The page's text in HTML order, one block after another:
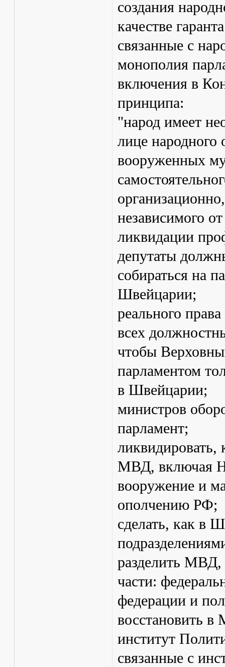
создания
качестве
связанные с
монополия
включения в
принципа:
"народ имеет
лице народного
вооруженных
независимого
ликвидации
депутаты
собираться на
Швейцарии;
реального
всех
чтобы
парламентом
в Швейцарии;
министров
парламент;
МВД, включая
вооружение и
ополчению РФ;
сделать, как
разделить МВД,
части:
федерации и
восстановить
институт
связанные с